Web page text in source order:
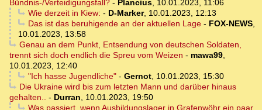
Bündnis-/Verteidigungsfall? - Plancius, 10.01.2023, 11:06
Wie derzeit in Kiew: - D-Marker, 10.01.2023, 12:13
Das ist das beruhigende an der aktuellen Lage- FOX-NEWS,
10.01.2023, 13:58
Genau an dem Punkt, Entsendung von deutschen Soldaten,
trennt sich doch endlich die Spreu vom Weizen - mawa99,
10.01.2023, 12:40
"Ich hasse Jugendliche"- Gernot, 10.01.2023, 15:30
Die Ukraine wird bis zum letzten Mann und darüber hinaus
gehalten.. - Durran, 10.01.2023, 19:50
Was passiert, wenn Ausbildungslager in Grafenwöhr ein paar